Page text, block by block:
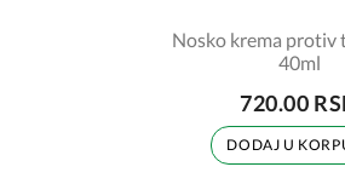
Nosko krema protiv
40ml
720.00
DODAJ U